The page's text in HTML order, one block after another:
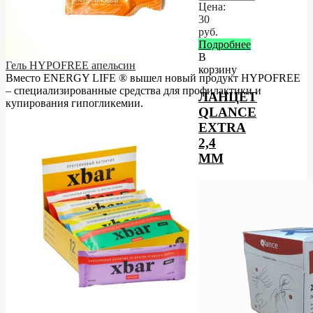
Гель HYPOFREE апельсин
Вместо ENERGY LIFE ® вышел новый продукт HYPOFREE
– cпециализированные средства для профилактики и
купирования гипогликемии.
Цена:
30
руб.
Подробнее
В
корзину
ЛАНЦЕТ
QLANCE
EXTRA
2,4
ММ